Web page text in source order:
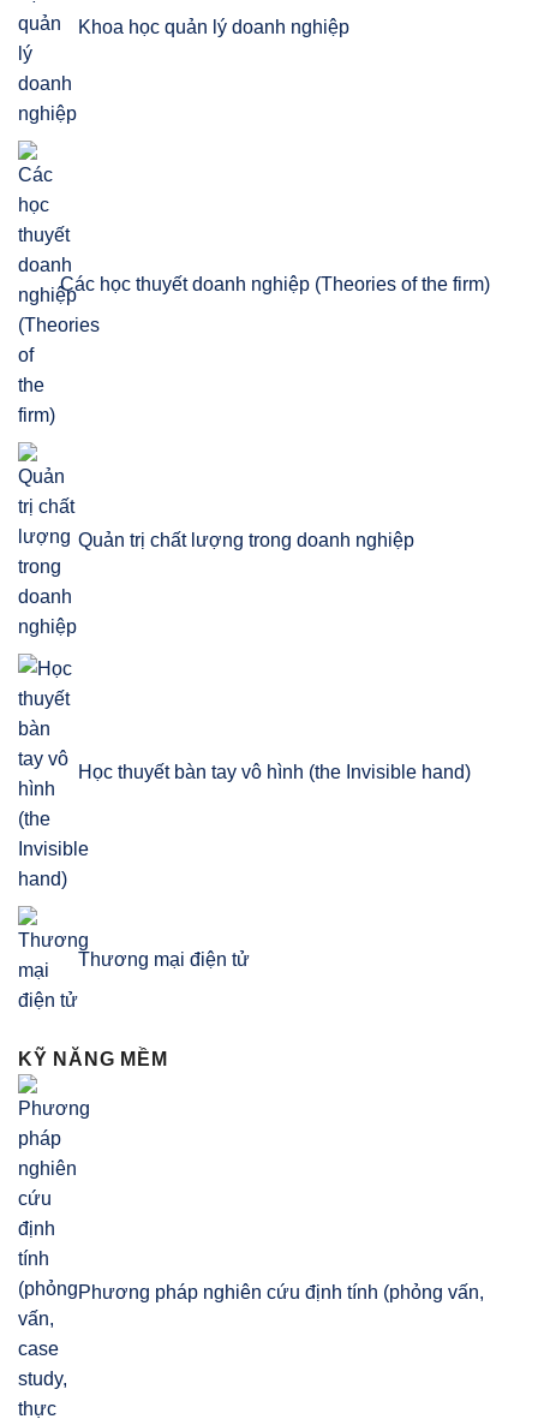
Khoa học quản lý doanh nghiệp
Các học thuyết doanh nghiệp (Theories of the firm)
Quản trị chất lượng trong doanh nghiệp
Học thuyết bàn tay vô hình (the Invisible hand)
Thương mại điện tử
KỸ NĂNG MỀM
Phương pháp nghiên cứu định tính (phỏng vấn,